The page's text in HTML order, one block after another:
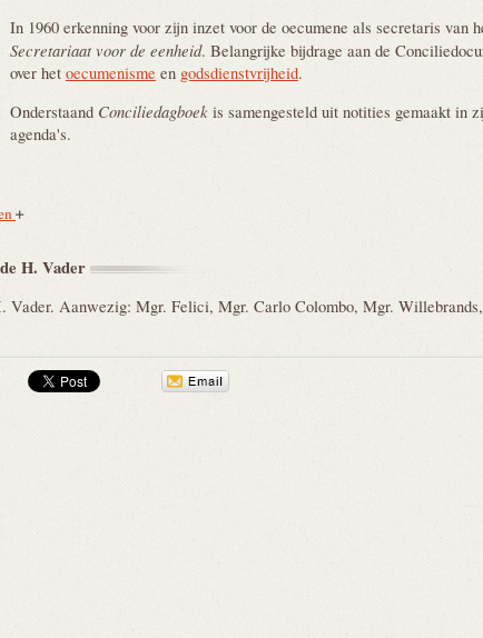
In 1960 erkenning voor zijn inzet voor de oecumene als secretaris van
Secretariaat voor de eenheid. Belangrijke bijdrage aan de
over het oecumenisme en godsdienstvrijheid.
Onderstaand Conciliedagboek is samengesteld uit notities gemaakt in
agenda's.
H. Vader
Vader. Aanwezig: Mgr. Felici, Mgr. Carlo Colombo, Mgr.